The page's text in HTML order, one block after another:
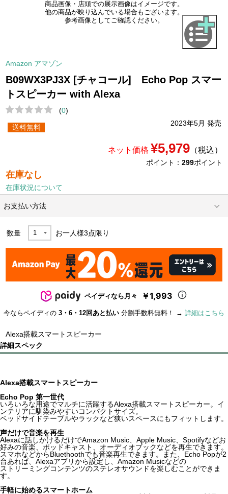
商品画像・店頭での展示画像はイメージです。
他の商品が映り込んでいる場合もございます。
参考画像としてご確認ください。
Amazon アマゾン
B09WX3PJ3X [チャコール] Echo Pop スマー
トスピーカー with Alexa
(0)
2023年5月 発売
送料無料
ネット価格 ¥5,979（税込）
ポイント： 299ポイント
在庫なし
在庫状況について
お支払い方法
数量 お一人様3点限り
ペイディなら月々 ￥1,993
今ならペイディの 3・6・12回あと払い 分割手数料無料！ → 詳細はこちら
Alexa搭載スマートスピーカー
詳細スペック
Alexa搭載スマートスピーカー
Echo Pop 第一世代
いろいろな用途でマルチに活躍するAlexa搭載スマートスピーカー。イ
ンテリアに馴染みやすいコンパクトサイズ。
ベッドサイドテーブルやラックなど狭いスペースにもフィットします。
声だけで音楽を再生
Alexaに話しかけるだけでAmazon Music、Apple Music、Spotifyなどお
好みの音楽、ポッドキャスト、オーディオブックなどを再生できます。
スマホなどからBluethoothでも音楽再生できます。また、Echo Popが2
台あれば、Alexaアプリから設定し、Amazon Musicなどの
ストリーミングコンテンツのステレオサウンドを楽しむことができま
す。
手軽に始めるスマートホーム